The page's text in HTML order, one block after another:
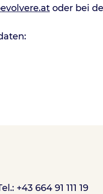
oder bei
+43 664 91 111 19